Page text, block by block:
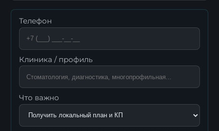
Телефон
Клиника / профиль
Что важно